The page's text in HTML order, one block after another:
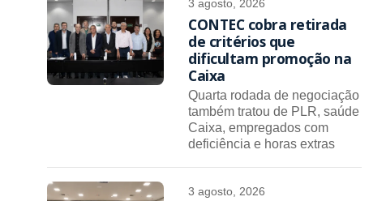
3 agosto, 2026
CONTEC cobra retirada
de critérios que
dificultam promoção na
Caixa
Quarta rodada de negociação
também tratou de PLR, saúde
Caixa, empregados com
deficiência e horas extras
3 agosto, 2026